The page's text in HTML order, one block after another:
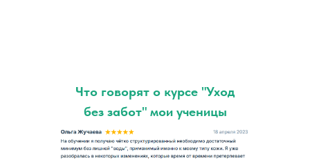
Что говорят о курсе "Уход
без забот" мои ученицы